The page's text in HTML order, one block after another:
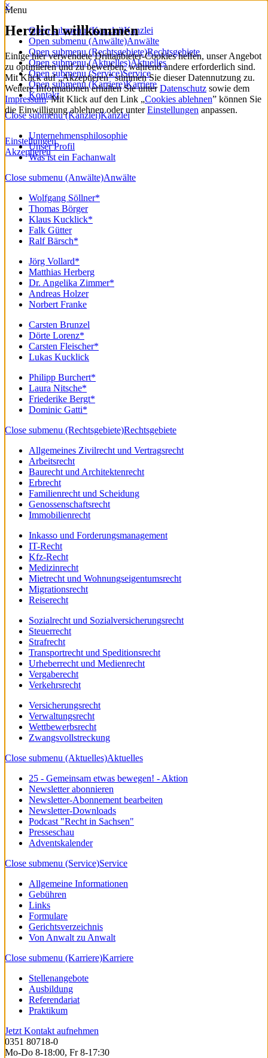
Menu
Open submenu (Kanzlei)Kanzlei
Open submenu (Anwälte)Anwälte
Open submenu (Rechtsgebiete)Rechtsgebiete
Open submenu (Aktuelles)Aktuelles
Open submenu (Service)Service
Open submenu (Karriere)Karriere
Kontakt
Close submenu (Kanzlei)Kanzlei
Unternehmensphilosophie
Unser Profil
Was ist ein Fachanwalt
Close submenu (Anwälte)Anwälte
Wolfgang Söllner*
Thomas Börger
Klaus Kucklick*
Falk Gütter
Ralf Bärsch*
Jörg Vollard*
Matthias Herberg
Dr. Angelika Zimmer*
Andreas Holzer
Norbert Franke
Carsten Brunzel
Dörte Lorenz*
Carsten Fleischer*
Lukas Kucklick
Philipp Burchert*
Laura Nitsche*
Friederike Bergt*
Dominic Gatti*
Close submenu (Rechtsgebiete)Rechtsgebiete
Allgemeines Zivilrecht und Vertragsrecht
Arbeitsrecht
Baurecht und Architektenrecht
Erbrecht
Familienrecht und Scheidung
Genossenschaftsrecht
Immobilienrecht
Inkasso und Forderungsmanagement
IT-Recht
Kfz-Recht
Medizinrecht
Mietrecht und Wohnungseigentumsrecht
Migrationsrecht
Reiserecht
Sozialrecht und Sozialversicherungsrecht
Steuerrecht
Strafrecht
Transportrecht und Speditionsrecht
Urheberrecht und Medienrecht
Vergaberecht
Verkehrsrecht
Versicherungsrecht
Verwaltungsrecht
Wettbewerbsrecht
Zwangsvollstreckung
Close submenu (Aktuelles)Aktuelles
25 - Gemeinsam etwas bewegen! - Aktion
Newsletter abonnieren
Newsletter-Abonnement bearbeiten
Newsletter-Downloads
Podcast "Recht in Sachsen"
Presseschau
Adventskalender
Close submenu (Service)Service
Allgemeine Informationen
Gebühren
Links
Formulare
Gerichtsverzeichnis
Von Anwalt zu Anwalt
Close submenu (Karriere)Karriere
Stellenangebote
Ausbildung
Referendariat
Praktikum
×
Herzlich willkommen
Einige hier verwendete Drittanbieter-Cookies helfen, unser Angebot
zu optimieren und zu bewerben, während andere erforderlich sind.
Mit Klick auf „Akzeptieren” stimmen Sie dieser Datennutzung zu.
Weitere Informationen erhalten Sie unterDatenschutz sowie dem
Impressum. Mit Klick auf den Link „Cookies ablehnen” können Sie
die Einwilligung ablehnen oder unterEinstellungen anpassen.
Einstellungen
Akzeptieren
Jetzt Kontakt aufnehmen
0351 80718-0
Mo-Do 8-18:00, Fr 8-17:30